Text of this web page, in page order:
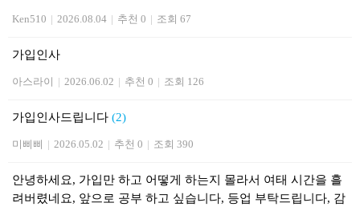
Ken510 | 2026.08.04 | 추천 0 | 조회 67
가입인사
아스라이 | 2026.06.02 | 추천 0 | 조회 126
가입인사드립니다 (2)
미삐삐 | 2026.05.02 | 추천 0 | 조회 390
안녕하세요, 가입만 하고 어떻게 하는지 몰라서 여태 시간을 흘
려버렸네요, 앞으로 공부 하고 싶습니다, 등업 부탁드립니다, 감